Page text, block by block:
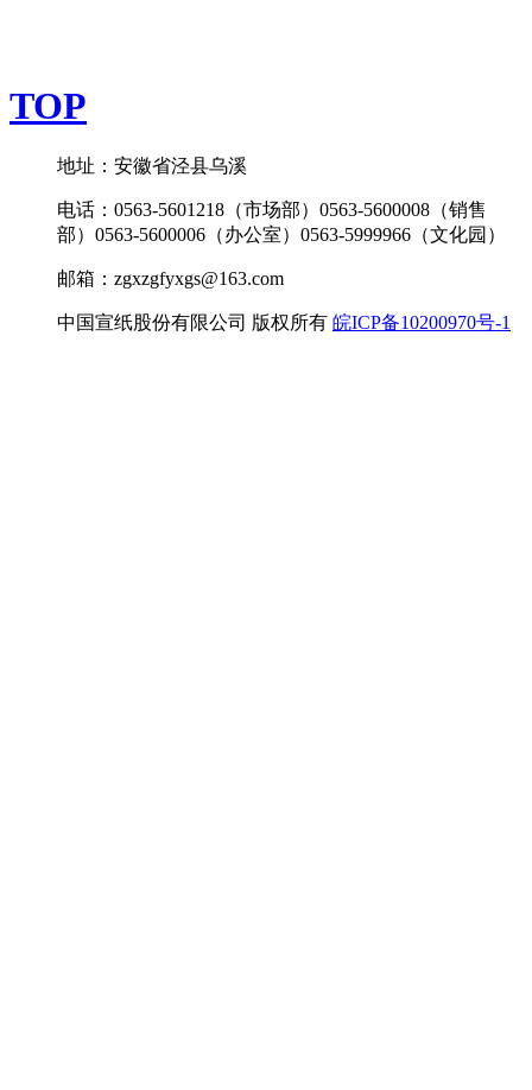
TOP
地址：安徽省泾县乌溪
电话：0563-5601218（市场部）0563-5600008（销售
部）0563-5600006（办公室）0563-5999966（文化园）
邮箱：zgxzgfyxgs@163.com
中国宣纸股份有限公司 版权所有 皖ICP备10200970号-1